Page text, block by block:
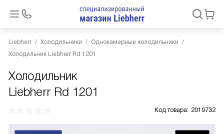
Liebherr Холодильники
Однокамерные холодильники
Холодильник Liebherr Rd 1201
Холодильник
Liebherr Rd 1201
Код товара: 2019732